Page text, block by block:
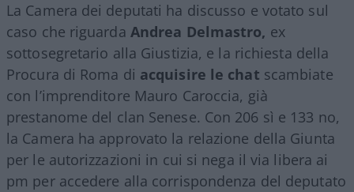
La Camera dei deputati ha discusso e votato sul
caso che riguarda Andrea Delmastro, ex
sottosegretario alla Giustizia, e la richiesta della
Procura di Roma di acquisire le chat scambiate
con l’imprenditore Mauro Caroccia, già
prestanome del clan Senese. Con 206 sì e 133 no,
la Camera ha approvato la relazione della Giunta
per le autorizzazioni in cui si nega il via libera ai
pm per accedere alla corrispondenza del deputato